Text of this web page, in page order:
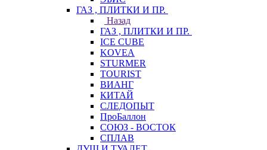
ГАЗ , ПЛИТКИ И ПР.
Назад
ГАЗ , ПЛИТКИ И ПР.
ICE CUBE
KOVEA
STURMER
TOURIST
ВИАНГ
КИТАЙ
СЛЕДОПЫТ
ПроБаллон
СОЮЗ - ВОСТОК
СПЛАВ